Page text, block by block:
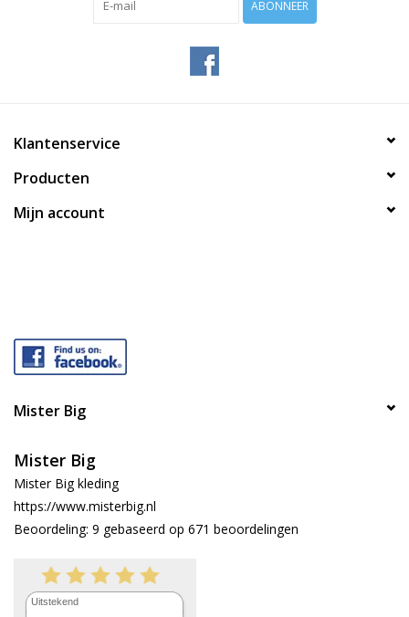
ABONNEER
Klantenservice
Producten
Mijn account
Mister Big
Mister Big
Mister Big kleding
https://www.misterbig.nl
Beoordeling: 9 gebaseerd op 671 beoordelingen